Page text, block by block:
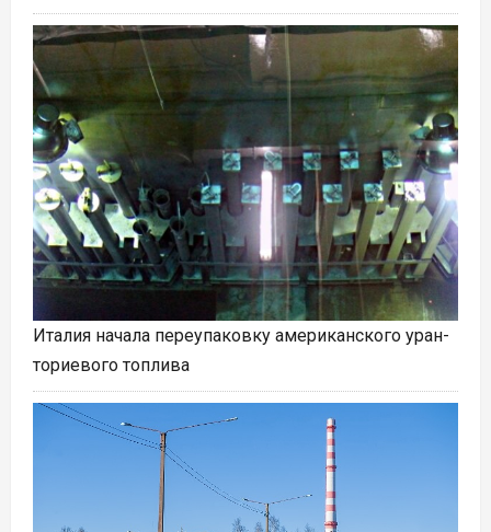
Италия начала переупаковку американского уран-
ториевого топлива